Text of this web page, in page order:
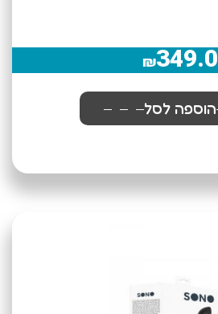
₪349.0
הוספה לסל